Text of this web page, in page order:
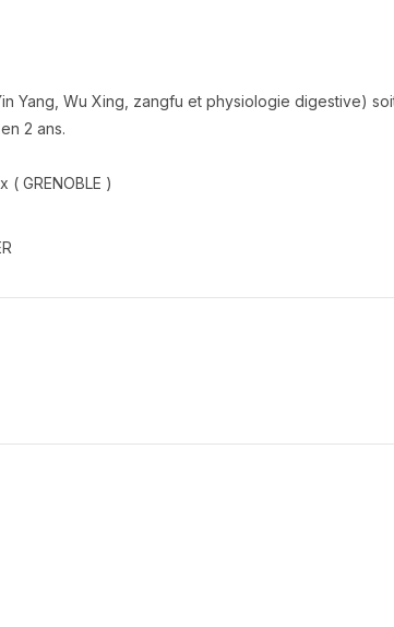
Yang, Wu Xing, zangfu et physiologie digestive)
2 ans.
GRENOBLE )